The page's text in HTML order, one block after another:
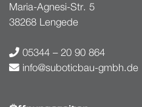
Maria-Agnesi-Str. 5
38268 Lengede
05344 – 20 90 864
info@suboticbau-gmbh.de